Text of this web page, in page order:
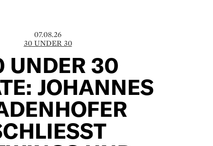
07.08.26
30 UNDER 30
UNDER 30
JOHANNES
N